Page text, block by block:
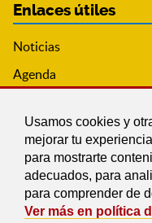
Usamos cookies y
mejorar tu
para mostrarte
adecuados, para
para comprender de
Ver más en política
Enlaces útiles
Noticias
Agenda
Entidades y